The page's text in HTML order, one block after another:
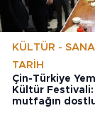
KÜLTÜR -
TARIH
Çin-Türkiye
Kültür
mutfağın